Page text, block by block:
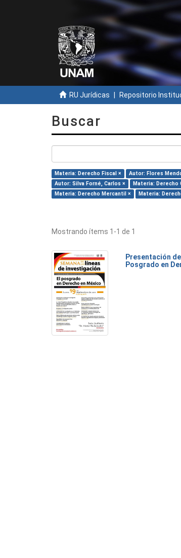
RU Jurídicas Repositorio
Buscar
Materia: Derecho Fiscal × Autor: Flores
Autor: Silva Forné, Carlos ×
Materia: Derecho
Materia: Derecho Mercantil ×
Materia:
Mostrando ítems 1-1 de 1
Presentación
Posgrado en